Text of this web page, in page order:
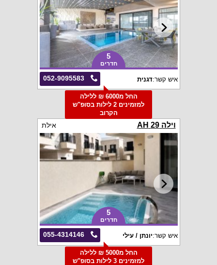
5
חדרים
052-9095583 איש קשר:דגנית
החל מ6000 ₪ ללילה
למזמינים 2 לילות בסופ"ש
הקרוב
וילה 29 AH אילת
5
חדרים
055-4314146 איש קשר:יונתן / עילי
החל מ5000 ₪ ללילה
למזמינים 3 לילות בסופ"ש